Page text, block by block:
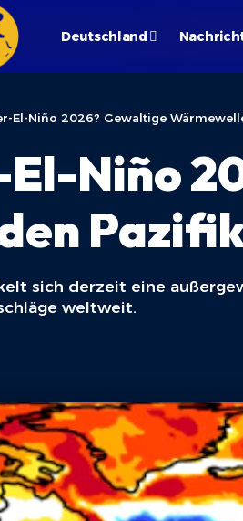
Deutschland
El-Niño 2026? Gewaltige
Niño
sich derzeit eine
weltweit.